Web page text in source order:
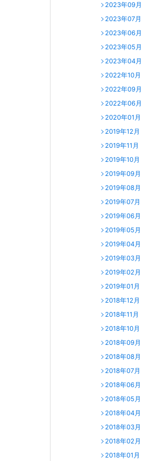
2023年09月
2023年07月
2023年06月
2023年05月
2023年04月
2022年10月
2022年09月
2022年06月
2020年01月
2019年12月
2019年11月
2019年10月
2019年09月
2019年08月
2019年07月
2019年06月
2019年05月
2019年04月
2019年03月
2019年02月
2019年01月
2018年12月
2018年11月
2018年10月
2018年09月
2018年08月
2018年07月
2018年06月
2018年05月
2018年04月
2018年03月
2018年02月
2018年01月